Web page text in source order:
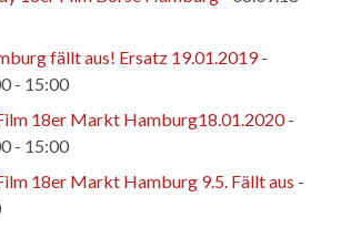
fällt aus! Ersatz 19.01.2019-
- 15:00
18er Markt Hamburg18.01.2020-
- 15:00
18er Markt Hamburg 9.5. Fällt aus -